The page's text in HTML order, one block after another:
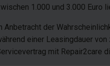
1.000 und 3.000 Euro
Anbetracht der
einer Leasingdauer von
mit Repair2care